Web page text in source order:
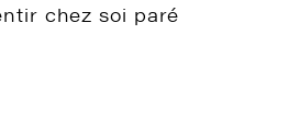
chez soi paré